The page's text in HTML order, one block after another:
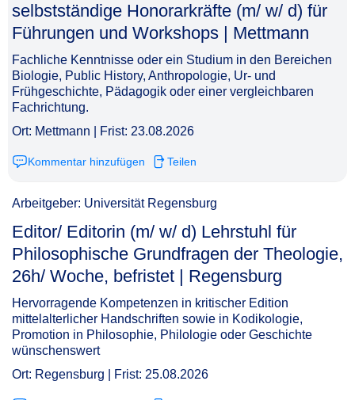
selbstständige Honorarkräfte (m/ w/ d) für
Führungen und Workshops | Mettmann​‌‌‌‌​‌​‌‌‌​​‌​‌‌‌‌
Fachliche Kenntnisse oder ein Studium in den Bereichen
Biologie, Public History, Anthropologie, Ur- und
Frühgeschichte, Pädagogik oder einer vergleichbaren
Fachrichtung.
Ort: Mettmann | Frist: 23.08.2026
Kommentar hinzufügen Teilen
Arbeitgeber: Universität Regensburg
Editor/ Editorin (m/ w/ d) Lehrstuhl für
Philosophische Grundfragen der Theologie,
26h/ Woche, befristet | Regensburg​‌‌‌‌​‌​‌‌‌​​‌​‌​​‌
Hervorragende Kompetenzen in kritischer Edition
mittelalterlicher Handschriften sowie in Kodikologie,
Promotion in Philosophie, Philologie oder Geschichte
wünschenswert
Ort: Regensburg | Frist: 25.08.2026